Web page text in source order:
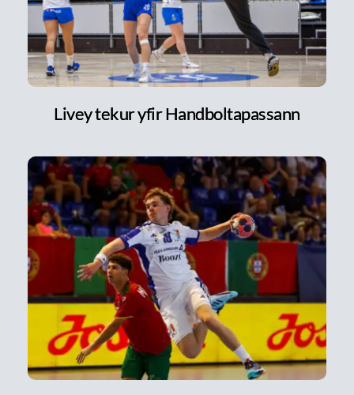
Livey tekur yfir Handboltapassann